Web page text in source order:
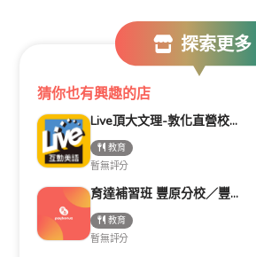
探索更多
猜你也有興趣的店
Live頂大文理-敦化直營校 國中英文班｜國中數學班｜國中理化班｜國中國文班｜國一生物班｜
教育
暫無評分
育達補習班 豐原分校／豐原育達補習班／育達教育事業集團 豐原分校
教育
暫無評分